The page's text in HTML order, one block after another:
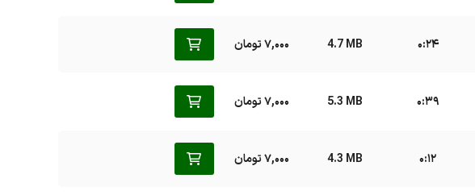
0:24
4.7 MB 7,000 تومان
0:39
5.3 MB 7,000 تومان
0:12
4.3 MB 7,000 تومان